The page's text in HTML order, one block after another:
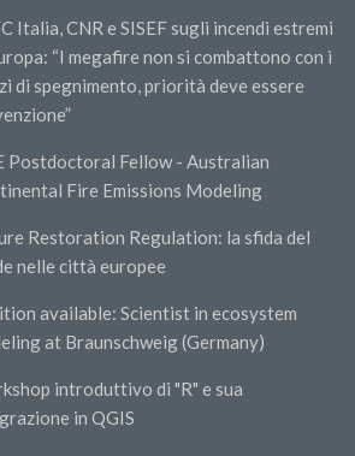
Italia, CNR e SISEF sugli incendi estremi
“I megafire non si combattono con i
di spegnimento, priorità deve essere
Postdoctoral Fellow - Australian
Fire Emissions Modeling
Restoration Regulation: la sfida del
nelle città europee
available: Scientist in ecosystem
at Braunschweig (Germany)
introduttivo di "R" e sua
in QGIS